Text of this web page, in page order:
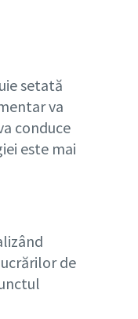
setată
va
conduce
este mai
de